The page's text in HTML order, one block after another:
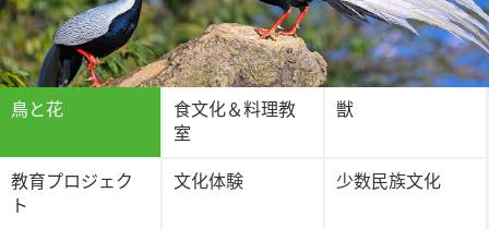
鳥と花
食文化＆料理教
室
獣
教育プロジェク
ト
文化体験 少数民族文化